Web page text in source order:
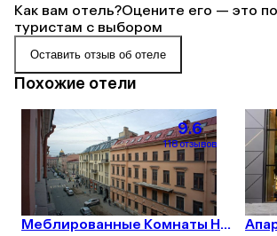
Как вам отель?Оцените его — это
туристам с выбором
Оставить отзыв об отеле
Похожие отели
9.6
118 отзывов
Меблированные Комнаты На Столярном